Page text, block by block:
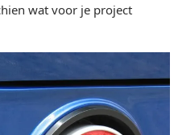
wat voor je project